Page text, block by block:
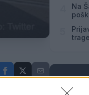
Na